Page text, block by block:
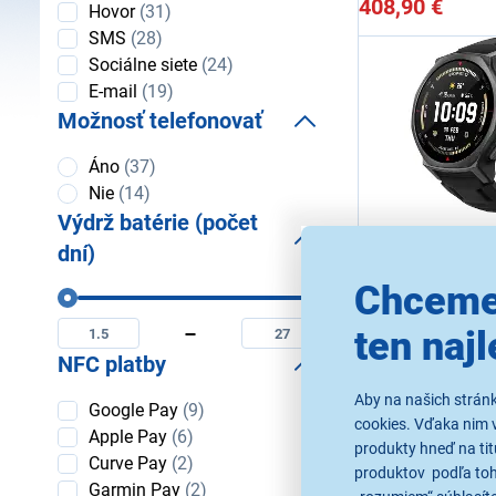
ten
Aby na našich
cookies. Vďaka nim
produkty hneď na
produktov podľa
Notifikácie
Hovor(31)
SMS (28)
Sociálne siete (24)
E-mail (19)
Možnosť telefonovať
Možnosť
telefonovať
Áno (37)
Nie (14)
Výdrž batérie (počet
dní)
Výdrž
batérie
(počet
dní)
Minimální
výdrž
batérie
(počet
Maximální
výdrž
batérie
(počet
NFC platby
NFC
platby
Google Pay (9)
Apple Pay (6)
Curve Pay (2)
Garmin Pay (2)
408,90 €
Amazfit T-
Tactical Black
Chytré hodinky,
rozlíšenie 466 x
režimy, prehrávač
540 mAh, farba
Ihneď k
Skladom 2 ks.
K vyzdvihnutiu